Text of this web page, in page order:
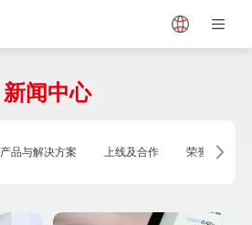
Vietnam
Malaysia
Thailand
新闻中心
产品与解决方案 上线及合作 荣誉及资质